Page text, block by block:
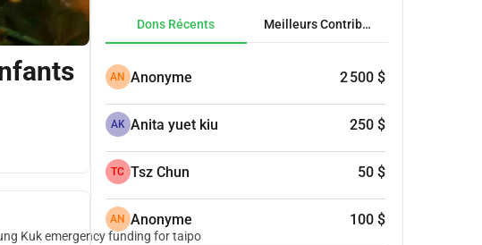
Kuk emergency funding for taipo
Dons Récents Meilleurs Contributeurs
AN Anonyme 2 500 $
AK Anita yuet kiu 250 $
TC Tsz Chun 50 $
AN Anonyme 100 $